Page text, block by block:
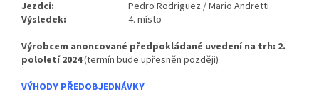
Jezdci:
Pedro Rodriguez / Mario Andretti
Výsledek:
4. místo
Výrobcem anoncované předpokládané uvedení na trh: 2.
pololetí 2024(termín bude upřesněn později)
VÝHODY PŘEDOBJEDNÁVKY